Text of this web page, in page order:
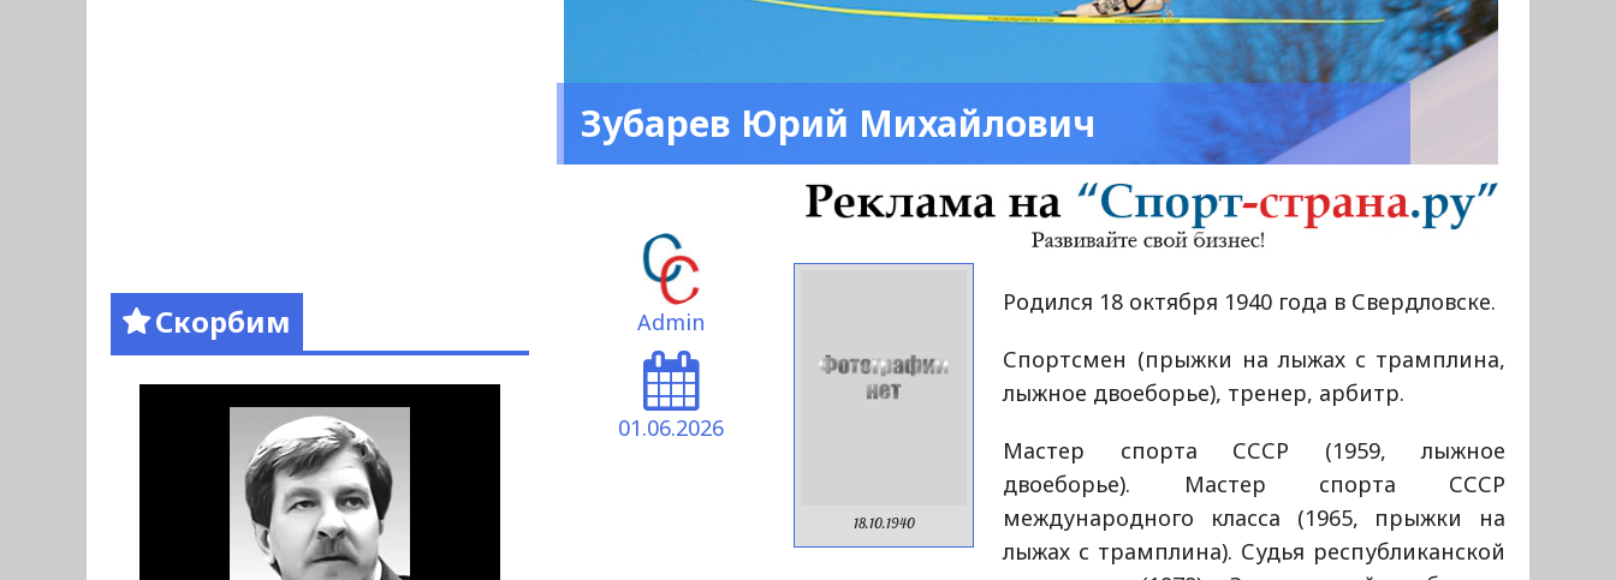
Зубарев Юрий Михайлович
Admin
01.06.2026
18.10.1940
Родился 18 октября 1940 года в Свердловске.
Спортсмен (прыжки на лыжах с трамплина,
лыжное двоеборье), тренер, арбитр.
Мастер спорта СССР (1959, лыжное
двоеборье). Мастер спорта СССР
международного класса (1965, прыжки на
лыжах с трамплина). Судья республиканской
Скорбим